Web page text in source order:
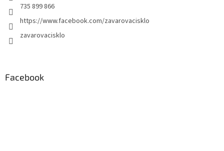
735 899 866
https://www.facebook.com/zavarovacisklo
zavarovacisklo
Facebook